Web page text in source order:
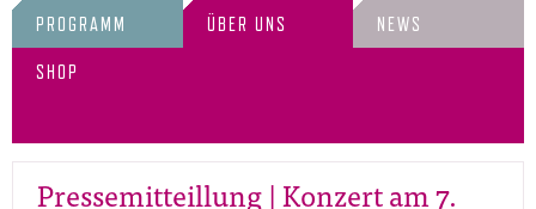
PROGRAMM ÜBER UNS NEWS
SHOP
Pressemitteillung | Konzert am 7.